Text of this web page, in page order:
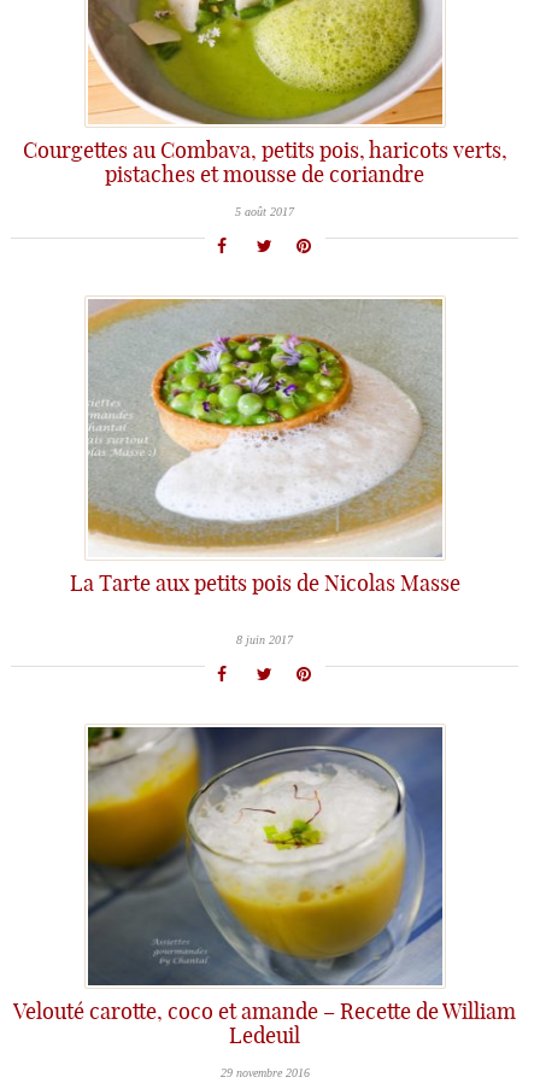
Courgettes au Combava, petits pois, haricots verts,
pistaches et mousse de coriandre
5 août 2017
La Tarte aux petits pois de Nicolas Masse
8 juin 2017
Velouté carotte, coco et amande – Recette de William
Ledeuil
29 novembre 2016